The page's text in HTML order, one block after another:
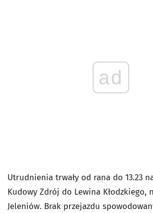
ad
Utrudnienia trwały od rana do 13.23
Kudowy Zdrój do Lewina Kłodzkiego,
Jeleniów. Brak przejazdu